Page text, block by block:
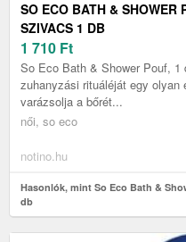
SO ECO BATH & SHOWER
SZIVACS 1 DB
1 710 Ft
So Eco Bath & Shower Pouf,
zuhanyzási rituáléját egy
varázsolja a bőrét...
női, so eco
notino.hu
Hasonlók, mint So Eco Bath &
db